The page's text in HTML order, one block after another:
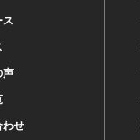
ス
声
わせ